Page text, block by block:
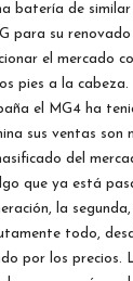
batería de
para su
el mercado
pies a la cabeza.
el MG4 ha
sus ventas son
del
que ya está
la
todo,
por los precios.